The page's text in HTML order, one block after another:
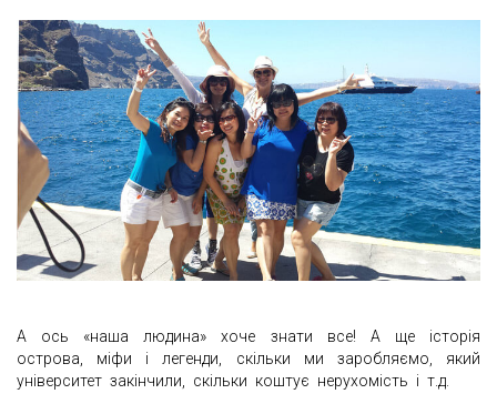
А ось «наша людина» хоче знати все! А ще історія
острова, міфи і легенди, скільки ми заробляємо, який
університет закінчили, скільки коштує нерухомість і т.д.